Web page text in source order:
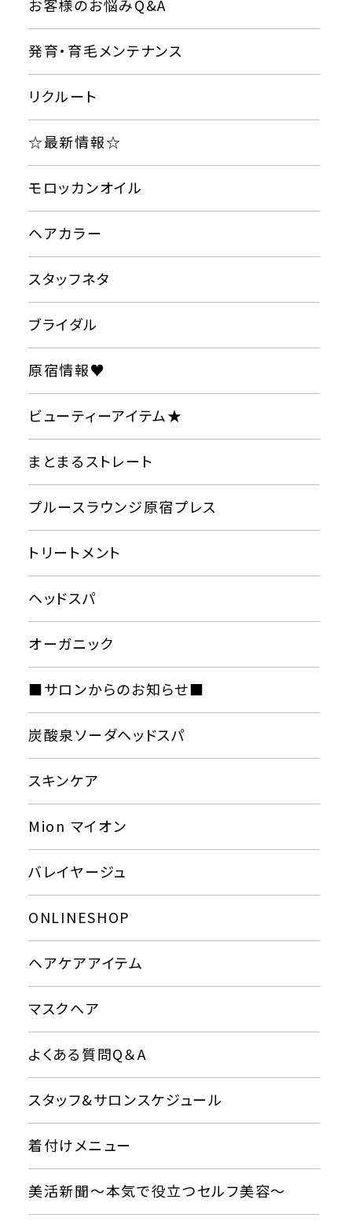
お客様のお悩みQ&A
発育・育毛メンテナンス
リクルート
☆最新情報☆
モロッカンオイル
ヘアカラー
スタッフネタ
ブライダル
原宿情報♥
ビューティーアイテム★
まとまるストレート
プルースラウンジ原宿プレス
トリートメント
ヘッドスパ
オーガニック
■サロンからのお知らせ■
炭酸泉ソーダヘッドスパ
スキンケア
Mion マイオン
バレイヤージュ
ONLINESHOP
ヘアケアアイテム
マスクヘア
よくある質問Q＆A
スタッフ&サロンスケジュール
着付けメニュー
美活新聞〜本気で役立つセルフ美容〜